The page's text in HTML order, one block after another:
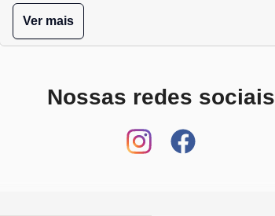
Ver mais
Nossas redes sociais